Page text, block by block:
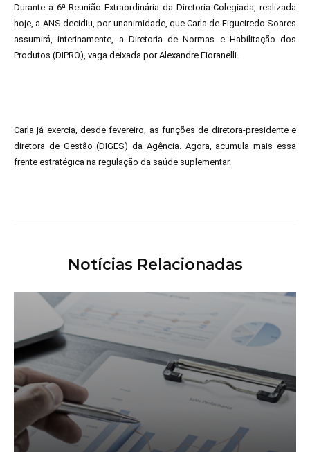
Durante a 6ª Reunião Extraordinária da Diretoria Colegiada, realizada
hoje, a ANS decidiu, por unanimidade, que Carla de Figueiredo Soares
assumirá, interinamente, a Diretoria de Normas e Habilitação dos
Produtos (DIPRO), vaga deixada por Alexandre Fioranelli.
Carla já exercia, desde fevereiro, as funções de diretora-presidente e
diretora de Gestão (DIGES) da Agência. Agora, acumula mais essa
frente estratégica na regulação da saúde suplementar.
Notícias Relacionadas